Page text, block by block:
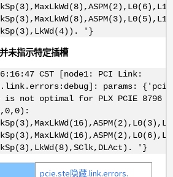
'}
未指示特定插槽
CST [node1: PCI Link:
params:
is not optimal for PLX PCIE 8796
'}
pcie.ste隐藏.link.errors.